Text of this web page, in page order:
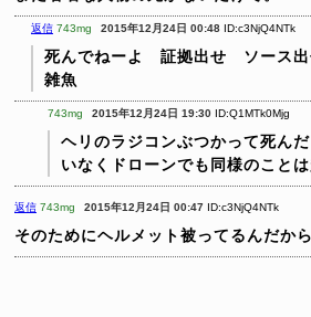
返信 743mg 2015年12月24日 00:48 ID:c3NjQ4NTk
死んでねーよ 証拠出せ ソース
雑魚
743mg 2015年12月24日 19:30 ID:Q1MTk0Mjg
ヘリのラジコンぶつかって死ん
いなくドローンでも同様のこと
返信 743mg 2015年12月24日 00:47 ID:c3NjQ4NTk
そのためにヘルメット被ってるんだから